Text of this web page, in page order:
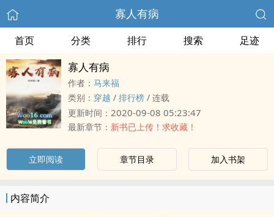
寡人有病
首页 分类 排行 搜索 足迹
寡人有病
作者： 马来福
类别： 穿越 / 排行榜 / 连载
更新时间： 2020-09-08 05:23:47
最新章节： 新书已上传！求收藏！
立即阅读 章节目录 加入书架
内容简介